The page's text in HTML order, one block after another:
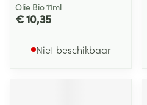
Olie Bio 11ml
€ 10,35
Niet beschikbaar